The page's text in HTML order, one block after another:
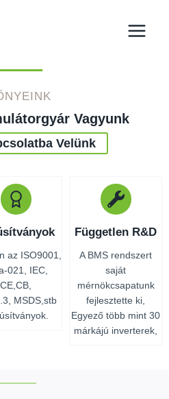
Vagyunk
Velünk
az ISO9001,
021, IEC,
CE,CB,
MSDS,stb
Független R&D
A BMS rendszert
saját
mérnökcsapatunk
fejlesztette ki,
Egyező több mint 30
márkájú inverterek,